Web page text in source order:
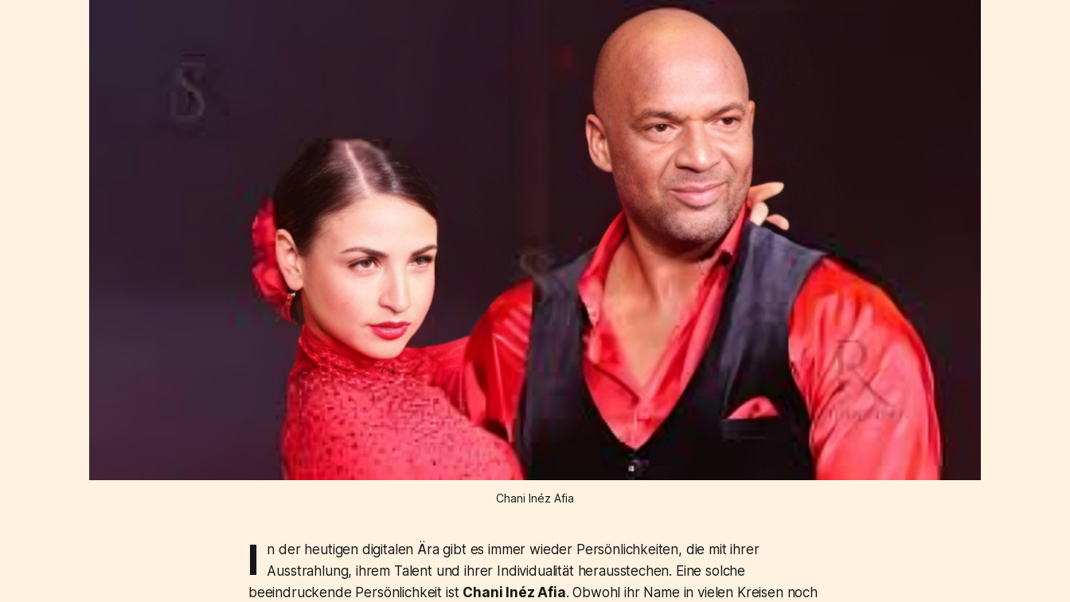
Chani Inéz Afia
I
n der heutigen digitalen Ära gibt es immer wieder Persönlichkeiten, die mit ihrer
Ausstrahlung, ihrem Talent und ihrer Individualität herausstechen. Eine solche
beeindruckende Persönlichkeit ist Chani Inéz Afia. Obwohl ihr Name in vielen Kreisen noch